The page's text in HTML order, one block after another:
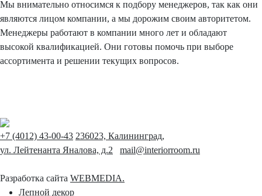
Мы внимательно относимся к подбору менеджеров, так как они
являются лицом компании, а мы дорожим своим авторитетом.
Менеджеры работают в компании много лет и обладают
высокой квалификацией. Они готовы помочь при выборе
ассортимента и решении текущих вопросов.
+7 (4012) 43-00-43 236023, Калининград,
ул. Лейтенанта Яналова, д.2
mail@interiorroom.ru
Разработка сайта WEBMEDIA.
Лепной декор